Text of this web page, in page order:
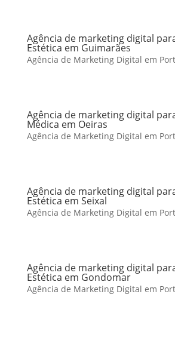
Agência de marketing digital
Estética em Guimarães
Agência de Marketing Digital em
Agência de marketing digital
Médica em Oeiras
Agência de Marketing Digital em
Agência de marketing digital
Estética em Seixal
Agência de Marketing Digital em
Agência de marketing digital
Estética em Gondomar
Agência de Marketing Digital em